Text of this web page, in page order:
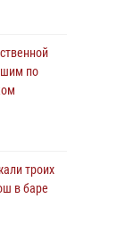
по
троих
в баре